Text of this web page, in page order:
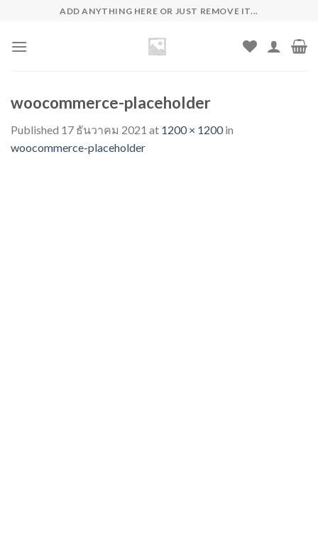
content
ADD ANYTHING HERE OR JUST REMOVE IT...
woocommerce-placeholder
Published 17 ธันวาคม 2021 at 1200 × 1200in
woocommerce-placeholder